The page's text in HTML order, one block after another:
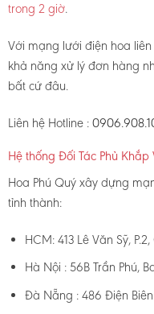
trong 2 giờ.
Với mạng lưới điện hoa
khả năng xử lý đơn hàng
bất cứ đâu.
Liên hệ Hotline :
Hệ thống Đối Tác Phủ Khắp
Hoa Phú Quý xây dựng
tỉnh thành:
HCM: 413 Lê Văn Sỹ,
Hà Nội : 56B Trần Phú,
Đà Nẵng : 486 Điện